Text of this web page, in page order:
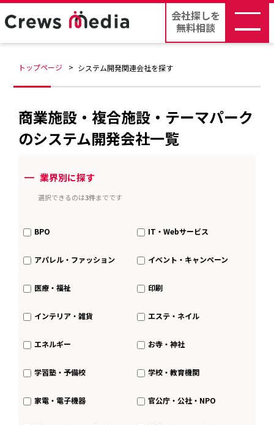
会社探しを
無料相談
トップページ システム開発関連会社を探す
商業施設・複合施設・テーマパーク
のシステム開発会社一覧
ー 業界別に探す
選択できるのは3件までです
BPO IT・Webサービス
アパレル・ファッション イベント・キャンペーン
医療・福祉 印刷
インテリア・雑貨 エステ・ネイル
エネルギー お寺・神社
学習塾・予備校 学校・教育機関
家電・電子機器 官公庁・公社・NPO